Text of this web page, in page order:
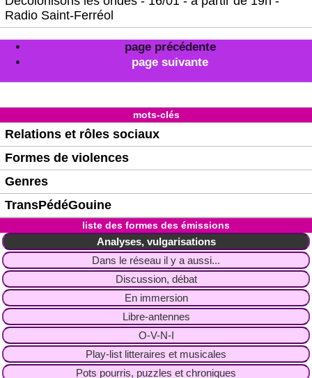
Radio Saint-Ferréol
page précédente
page suivante
mots-clés
Relations et rôles sociaux
Formes de violences
Genres
TransPédéGouine
liste des formes des émissions
Analyses, vulgarisations
Dans le réseau il y a aussi...
Discussion, débat
En immersion
Libre-antennes
O-V-N-I
Play-list litteraires et musicales
Pots pourris, puzzles et chroniques